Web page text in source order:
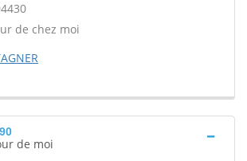
de chez moi
de moi